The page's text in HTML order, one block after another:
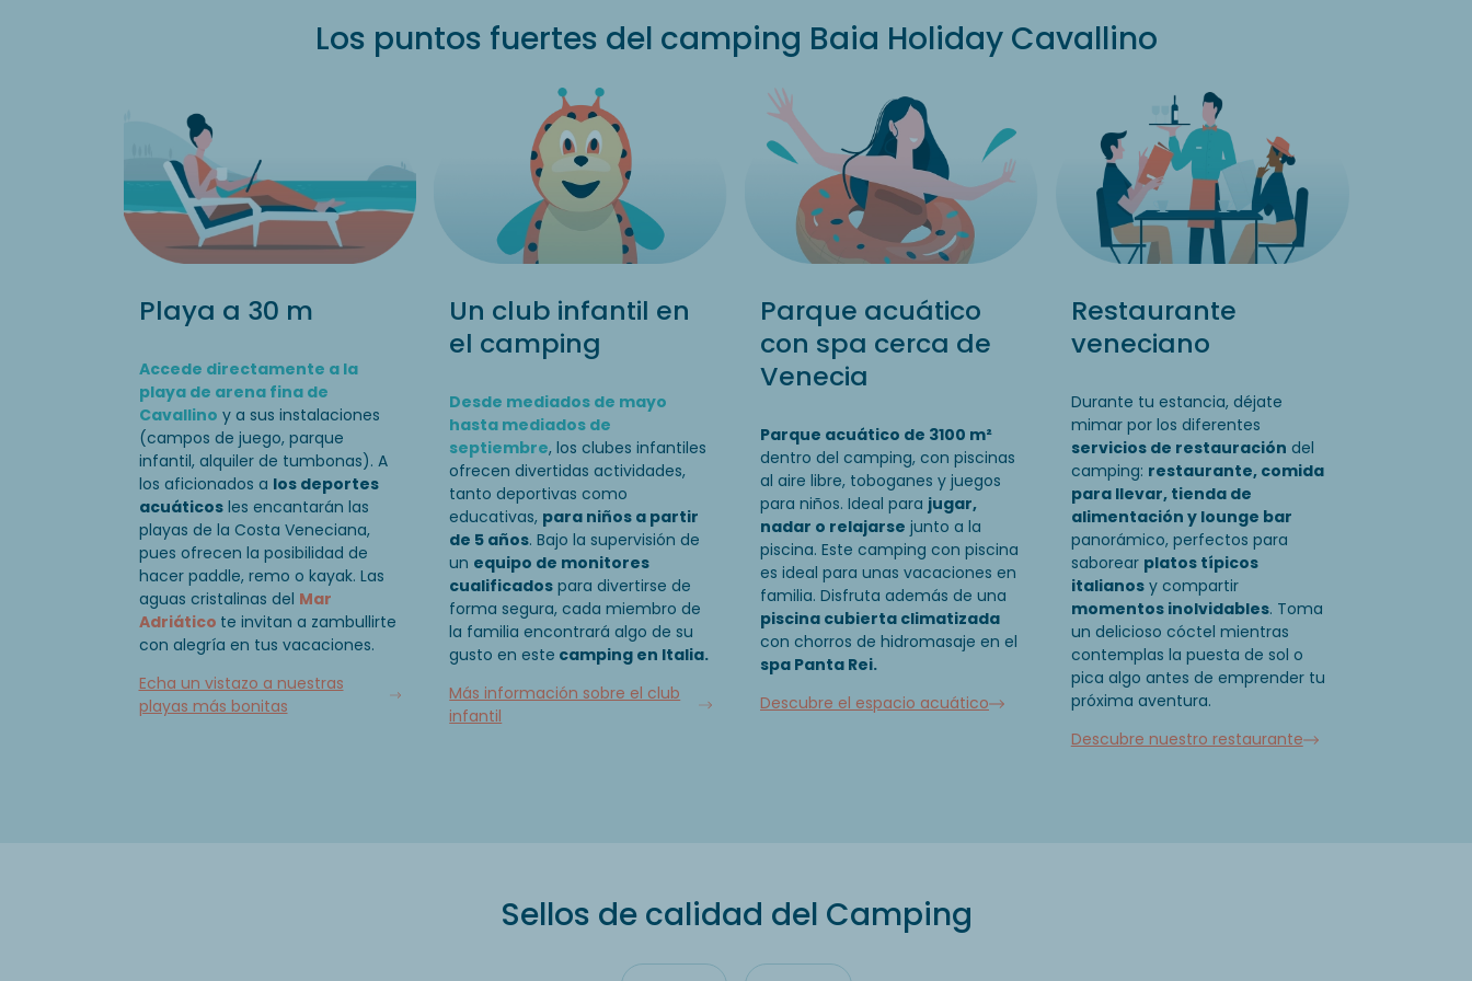
Los puntos fuertes del camping Baia Holiday Cavallino
Playa a 30 m
Accede directamente a la
playa de arena fina de
Cavallino y a sus instalaciones
(campos de juego, parque
infantil, alquiler de tumbonas). A
los aficionados a los deportes
acuáticosles encantarán las
playas de la Costa Veneciana,
pues ofrecen la posibilidad de
hacer paddle, remo o kayak. Las
aguas cristalinas del Mar
Adriático te invitan a zambullirte
con alegría en tus vacaciones.
Echa un vistazo a nuestras
playas más bonitas
Un club infantil en
el camping
Desde mediados de mayo
hasta mediados de
septiembre, los clubes infantiles
ofrecen divertidas actividades,
tanto deportivas como
educativas, para niños a partir
de 5 años. Bajo la supervisión de
un equipo de monitores
cualificados para divertirse de
forma segura, cada miembro de
la familia encontrará algo de su
gusto en este camping en Italia.
Más información sobre el club
infantil
Parque acuático
con spa cerca de
Venecia
Parque acuático de 3100 m²
dentro del camping, con piscinas
al aire libre, toboganes y juegos
para niños. Ideal para jugar,
nadar o relajarse junto a la
piscina. Este camping con piscina
es ideal para unas vacaciones en
familia. Disfruta además de una
piscina cubierta climatizada
con chorros de hidromasaje en el
spa Panta Rei.
Descubre el espacio acuático
Restaurante
veneciano
Durante tu estancia, déjate
mimar por los diferentes
servicios de restauración del
camping: restaurante, comida
para llevar, tienda de
alimentación y lounge bar
panorámico, perfectos para
saborear platos típicos
italianosy compartir
momentos inolvidables. Toma
un delicioso cóctel mientras
contemplas la puesta de sol o
pica algo antes de emprender tu
próxima aventura.
Descubre nuestro restaurante
Sellos de calidad del Camping